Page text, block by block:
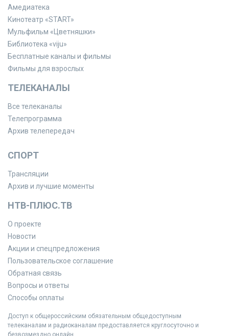
Амедиатека
Кинотеатр «START»
Мульфильм «Цветняшки»
Библиотека «viju»
Бесплатные каналы и фильмы
Фильмы для взрослых
ТЕЛЕКАНАЛЫ
Все телеканалы
Телепрограмма
Архив телепередач
СПОРТ
Трансляции
Архив и лучшие моменты
НТВ-ПЛЮС.ТВ
О проекте
Новости
Акции и спецпредложения
Пользовательское соглашение
Обратная связь
Вопросы и ответы
Способы оплаты
Доступ к общероссийским обязательным общедоступным
телеканалам и радиоканалам предоставляется круглосуточно и
безвозмездно онлайн.